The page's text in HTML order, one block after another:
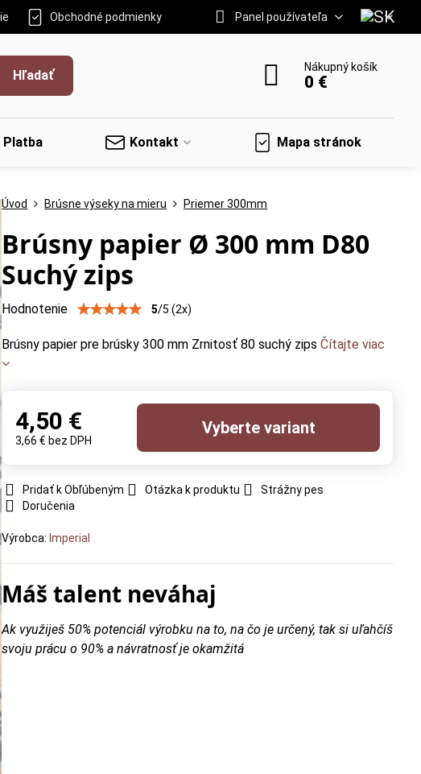
Obchodné podmienky Panel používateľa
Hľadať
Nákupný košík
0 €
Platba Kontakt Mapa stránok
Úvod Brúsne výseky na mieru Priemer 300mm
Brúsny papier Ø 300 mm D80
Suchý zips
Hodnotenie 5/5 (2x)
Brúsny papier pre brúsky 300 mm Zrnitosť 80 suchý zipsČítajte viac
4,50 €
3,66 € bez DPH
Vyberte variant
Pridať k Obľúbeným Otázka k produktu
Strážny pes
Doručenia
Výrobca: Imperial
Máš talent neváhaj
Ak využiješ 50% potenciál výrobku na to, na čo je určený, tak si uľahčíš
svoju prácu o 90% a návratnosť je okamžitá